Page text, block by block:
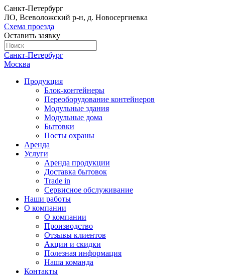
Санкт-Петербург
ЛО, Всеволожский р-н, д. Новосергиевка
Схема проезда
Оставить заявку
Санкт-Петербург
Москва
Продукция
Блок-контейнеры
Переоборудование контейнеров
Модульные здания
Модульные дома
Бытовки
Посты охраны
Аренда
Услуги
Аренда продукции
Доставка бытовок
Trade in
Сервисное обслуживание
Наши работы
О компании
О компании
Производство
Отзывы клиентов
Акции и скидки
Полезная информация
Наша команда
Контакты